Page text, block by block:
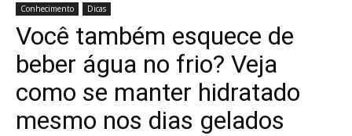
Conhecimento Dicas
Você também esquece de
beber água no frio? Veja
como se manter hidratado
mesmo nos dias gelados